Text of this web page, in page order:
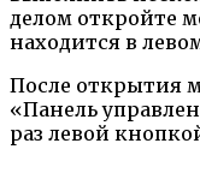
делом откройте
находится в
После открытия
«Панель
раз левой